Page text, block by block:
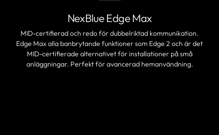
eller
ej
tillgänglig
NexBlue Edge Max
MID-certifierad och redo för dubbelriktad kommunikation.
Edge Max alla banbrytande funktioner som Edge 2 och är det
MID-certifierade alternativet för installationer på små
anläggningar. Perfekt för avancerad hemanvändning.